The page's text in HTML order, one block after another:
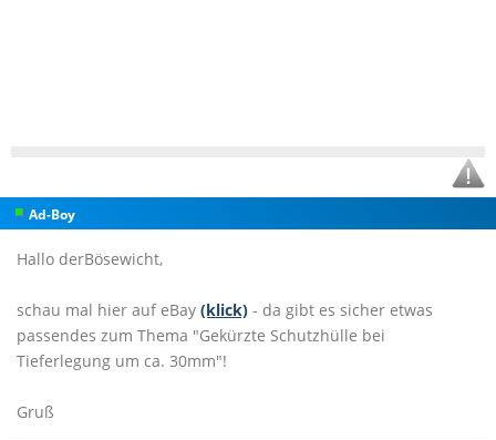
Ad-Boy
Hallo derBösewicht,
schau mal hier auf eBay (klick) - da gibt es sicher etwas
passendes zum Thema "Gekürzte Schutzhülle bei
Tieferlegung um ca. 30mm"!
Gruß